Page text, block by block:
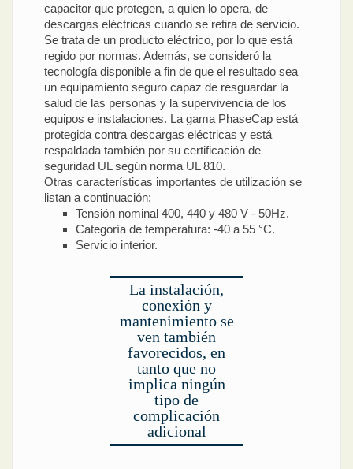
capacitor que protegen, a quien lo opera, de
descargas eléctricas cuando se retira de servicio.
Se trata de un producto eléctrico, por lo que está
regido por normas. Además, se consideró la
tecnología disponible a fin de que el resultado sea
un equipamiento seguro capaz de resguardar la
salud de las personas y la supervivencia de los
equipos e instalaciones. La gama PhaseCap está
protegida contra descargas eléctricas y está
respaldada también por su certificación de
seguridad UL según norma UL 810.
Otras características importantes de utilización se
listan a continuación:
Tensión nominal 400, 440 y 480 V - 50Hz.
Categoría de temperatura: -40 a 55 °C.
Servicio interior.
La instalación,
conexión y
mantenimiento se
ven también
favorecidos, en
tanto que no
implica ningún
tipo de
complicación
adicional